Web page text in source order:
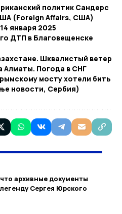
политик Сандерс
(Foreign Affairs, США)
января 2025
ДТП в Благовещенске
Шквалистый ветер
Алматы. Погода в СНГ
мосту хотели бить
новости, Сербия)
архивные документы
Сергея Юрского